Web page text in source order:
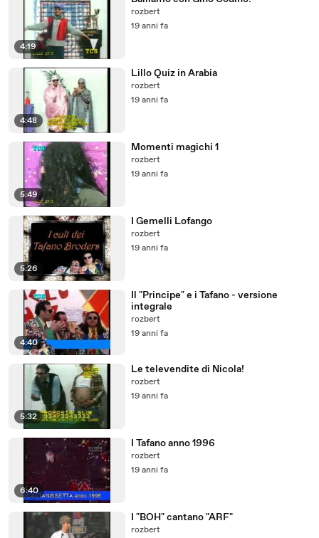
4:19
rozbert
19 anni fa
4:48
Lillo Quiz in Arabia
rozbert
19 anni fa
5:49
Momenti magichi 1
rozbert
19 anni fa
5:26
I Gemelli Lofango
rozbert
19 anni fa
4:40
Il "Principe" e i Tafano - versione
integrale
rozbert
19 anni fa
5:32
Le televendite di Nicola!
rozbert
19 anni fa
6:40
I Tafano anno 1996
rozbert
19 anni fa
I "BOH" cantano "ARF"
rozbert